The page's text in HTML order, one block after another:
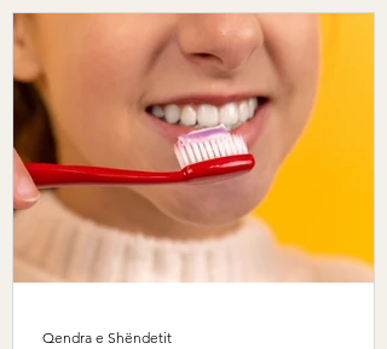
Qendra e Shëndetit